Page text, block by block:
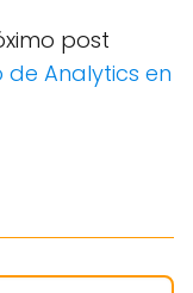
post
Analytics en